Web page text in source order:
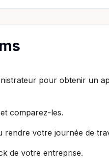
pour obtenir un
comparez-les.
rendre votre journée de
de votre entreprise.